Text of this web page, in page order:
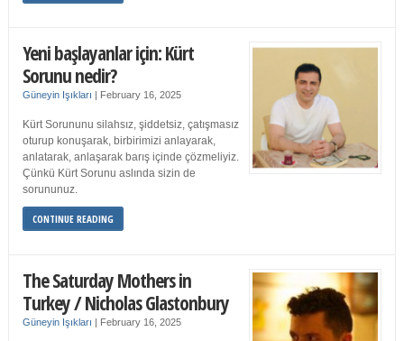
Yeni başlayanlar için: Kürt
Sorunu nedir?
Güneyin Işıkları | February 16, 2025
Kürt Sorununu silahsız, şiddetsiz, çatışmasız
oturup konuşarak, birbirimizi anlayarak,
anlatarak, anlaşarak barış içinde çözmeliyiz.
Çünkü Kürt Sorunu aslında sizin de
sorununuz.
CONTINUE READING
The Saturday Mothers in
Turkey / Nicholas Glastonbury
Güneyin Işıkları | February 16, 2025